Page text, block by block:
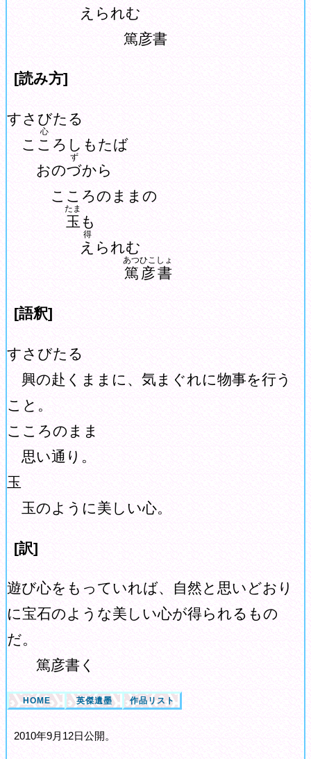
えられむ
篤彦書
[読み方]
すさびたる
こころ
心
しもたば
おのづ
ず
から
こころのままの
玉
たま
も
え
得
られむ
篤彦
あつひこ
書
しょ
[語釈]
すさびたる
興の赴くままに、気まぐれに物事を行う
こと。
こころのまま
思い通り。
玉
玉のように美しい心。
[訳]
遊び心をもっていれば、自然と思いどおり
に宝石のような美しい心が得られるもの
だ。
篤彦書く
HOME 英傑遺墨 作品リスト
2010年9月12日公開。